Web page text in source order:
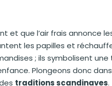
et que l’air frais annonce
les papilles et
; ils symbolisent
Plongeons donc
traditions scandinaves.